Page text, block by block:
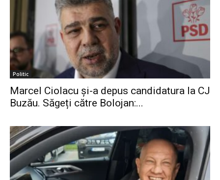
Politic
Marcel Ciolacu și-a depus candidatura la CJ
Buzău. Săgeți către Bolojan:...